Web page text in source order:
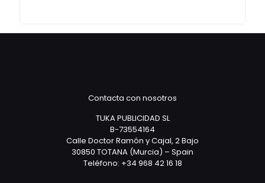
Contacta con nosotros
TUKA PUBLICIDAD SL
B-73554164
Calle Doctor Ramón y Cajal, 2 Bajo
30850 TOTANA (Murcia) – Spain
Teléfono: +34 968 42 16 18